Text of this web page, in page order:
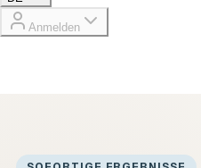
Anmelden